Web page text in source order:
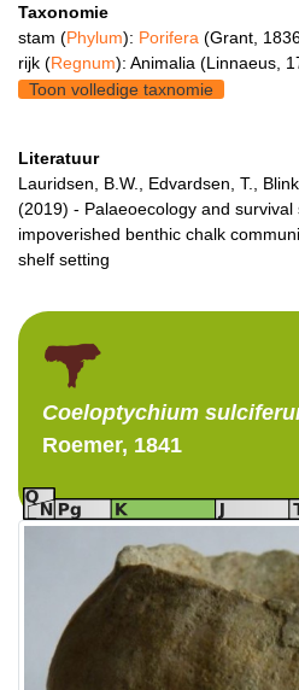
Taxonomie
stam (Phylum): Porifera (Grant,
rijk (Regnum): Animalia (Linnaeus,
Toon volledige taxnomie
Literatuur
Lauridsen, B.W., Edvardsen, T.,
(2019) - Palaeoecology and survival
impoverished benthic chalk
shelf setting
Coeloptychium
Roemer, 1841